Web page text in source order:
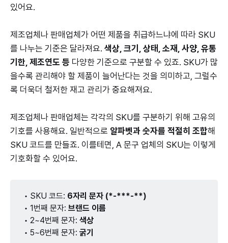
있어요.
제조업체나 판매업체가 어떤 제품을 취급하느냐에 따라 SKU
를 나누는 기준은 달라져요. 색상, 크기, 상태, 소재, 사양, 유통
기한, 제조연도 등 다양한 기준으로 구분할 수 있죠. SKU가 많
을수록 관리해야 할 제품이 늘어난다는 것을 의미하고, 그럴수
록 더욱더 철저한 재고 관리가 중요해져요.
제조업체나 판매업체는 각각의 SKU를 구분하기 위해 고유의
기호를 사용해요. 일반적으로 알파벳과 숫자를 적절히 조합해
SKU 코드를 만들죠. 이를테면, A 문구 업체의 SKU는 이렇게
기호화할 수 있어요.
• SKU 코드: 6자리 문자 (*-***-**)
• 1번째 문자:브랜드 이름
• 2~4번째 문자: 색상
• 5~6번째 문자:굵기